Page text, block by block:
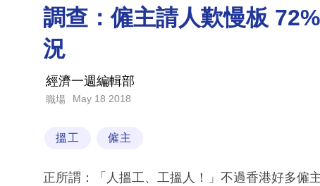
調查：僱主請人歎慢板
況
經濟一週編輯部
職場 May 18 2018
搵工 僱主
正所謂：「人搵工、工搵人！」不過香港好多僱